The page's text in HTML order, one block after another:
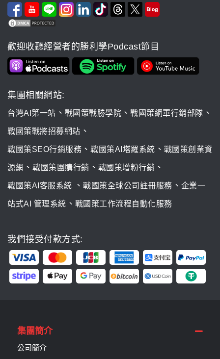
歡迎收聽經營者的勝利學Podcast節目
集團相關網站:
台灣AI第一站 、 戰國策戰勝學院 、 戰國策網軍行銷部隊 、
戰國策戰將招募網站 、
戰國策SEO行銷服務 、 戰國策AI塔羅系統 、 戰國策創業資
源網 、 戰國策團購行銷 、 戰國策增粉行銷 、
戰國策AI客服系統 、 戰國策全球公司註冊服務 、 企業一
站式AI 管理系統 、 戰國策工作流程自動化服務
我們接受付款方式:
集團簡介
公司簡介